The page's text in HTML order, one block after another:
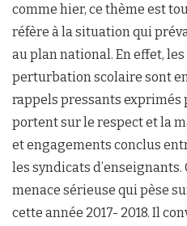
comme hier, ce thème est
réfère à la situation qui
au plan national. En effet, les
perturbation scolaire sont en
rappels pressants exprimés
portent sur le respect et la
et engagements conclus
les syndicats d’enseignants.
menace sérieuse qui pèse
cette année 2017- 2018. Il